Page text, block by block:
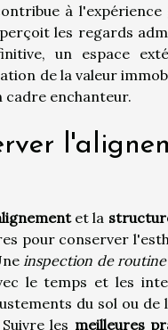
à l'expérience
les regards
un espace
de la valeur
cadre enchanteur.
et la
pour conserver
inspection de routine
le temps et les
du sol ou de
les meilleures